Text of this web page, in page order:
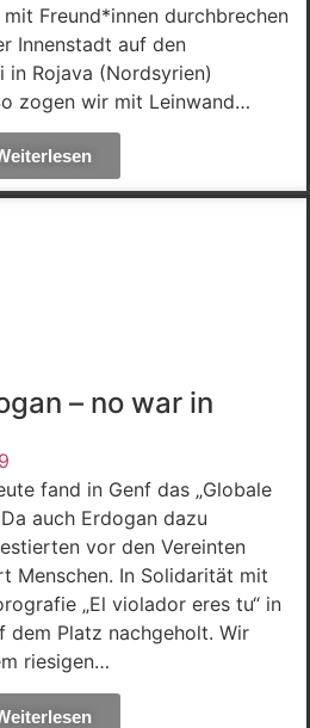
Freund*innen durchbrechen
Innenstadt auf den
Rojava (Nordsyrien)
zogen wir mit Leinwand…
– no war in
fand in Genf das „Globale
auch Erdogan dazu
vor den Vereinten
Menschen. In Solidarität mit
„El violador eres tu“ in
dem Platz nachgeholt. Wir
riesigen…